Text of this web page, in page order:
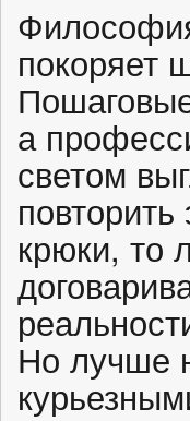
покоряет
а
светом
крюки, то
Но лучше